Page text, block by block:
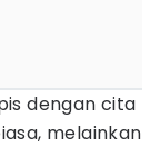
dengan cita
melainkan